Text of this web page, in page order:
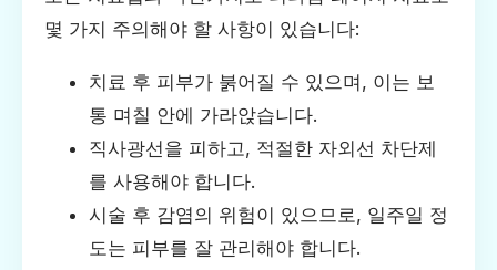
몇 가지 주의해야 할 사항이 있습니다:
치료 후 피부가 붉어질 수 있으며, 이는 보
통 며칠 안에 가라앉습니다.
직사광선을 피하고, 적절한 자외선 차단제
를 사용해야 합니다.
시술 후 감염의 위험이 있으므로, 일주일 정
도는 피부를 잘 관리해야 합니다.